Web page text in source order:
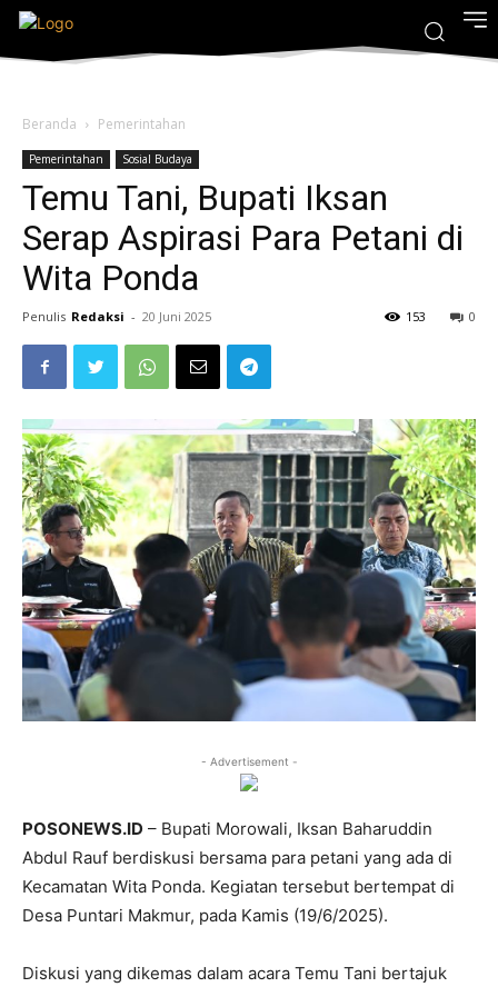
Beranda Pemerintahan
Pemerintahan Sosial Budaya
Temu Tani, Bupati Iksan
Serap Aspirasi Para Petani di
Wita Ponda
Penulis Redaksi - 20 Juni 2025 0
153
- Advertisement -
POSONEWS.ID – Bupati Morowali, Iksan Baharuddin
Abdul Rauf berdiskusi bersama para petani yang ada di
Kecamatan Wita Ponda. Kegiatan tersebut bertempat di
Desa Puntari Makmur, pada Kamis (19/6/2025).
Diskusi yang dikemas dalam acara Temu Tani bertajuk